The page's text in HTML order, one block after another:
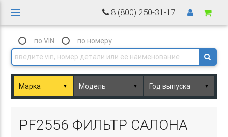
8 (800) 250-31-17
по VIN по номеру
▼ ▼ ▼
PF2556 ФИЛЬТР САЛОНА